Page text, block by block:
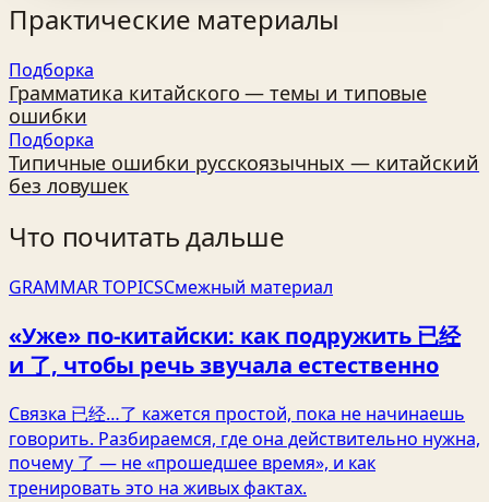
Практические материалы
Подборка
Грамматика китайского — темы и типовые
ошибки
Подборка
Типичные ошибки русскоязычных — китайский
без ловушек
Что почитать дальше
GRAMMAR TOPICSСмежный материал
«Уже» по‑китайски: как подружить 已经
и 了, чтобы речь звучала естественно
Связка 已经…了 кажется простой, пока не начинаешь
говорить. Разбираемся, где она действительно нужна,
почему 了 — не «прошедшее время», и как
тренировать это на живых фактах.